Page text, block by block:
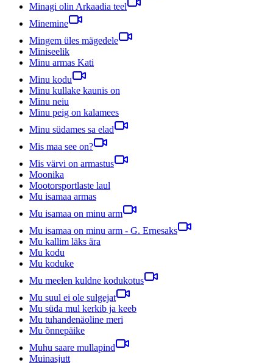
Minagi olin Arkaadia teel
Minemine
Mingem üles mägedele
Miniseelik
Minu armas Kati
Minu kodu
Minu kullake kaunis on
Minu neiu
Minu peig on kalamees
Minu südames sa elad
Mis maa see on?
Mis värvi on armastus
Moonika
Mootorsportlaste laul
Mu isamaa armas
Mu isamaa on minu arm
Mu isamaa on minu arm - G. Ernesaks
Mu kallim läks ära
Mu kodu
Mu koduke
Mu meelen kuldne kodukotus
Mu suul ei ole sulgejat
Mu süda mul kerkib ja keeb
Mu tuhandenäoline meri
Mu õnnepäike
Muhu saare mullapind
Muinasjutt